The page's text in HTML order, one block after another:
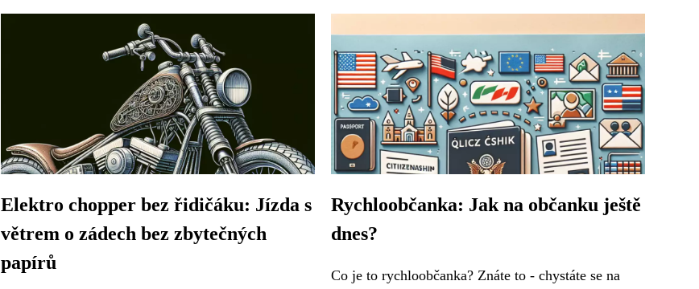
Elektro chopper bez řidičáku: Jízda s
větrem o zádech bez zbytečných
papírů
Rychloobčanka: Jak na občanku ještě
dnes?
Co je to rychloobčanka? Znáte to - chystáte se na